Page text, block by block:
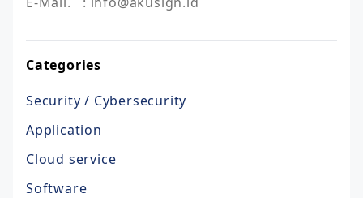
Categories
Security / Cybersecurity
Application
Cloud service
Software